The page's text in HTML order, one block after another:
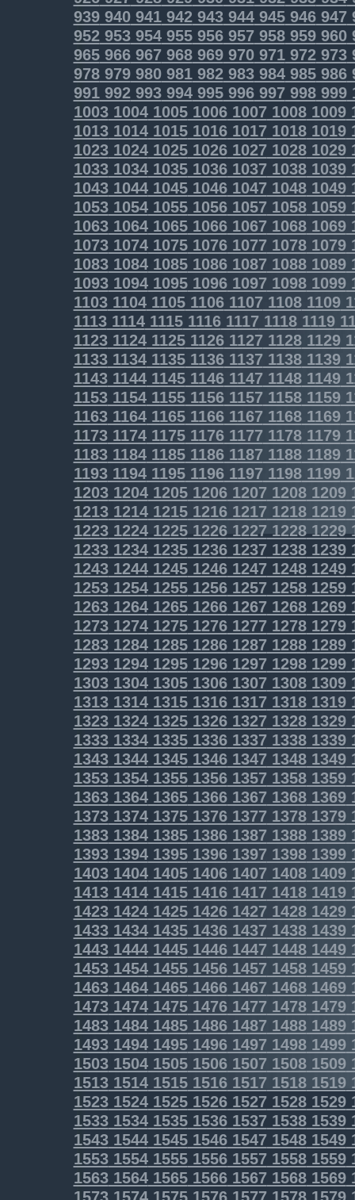
939940941942943944945946947
952953954955956957958959960
965966967968969970971972973
978979980981982983984985986
991992993994995996997998999
1003100410051006100710081009
1013101410151016101710181019
1023102410251026102710281029
1033103410351036103710381039
1043104410451046104710481049
1053105410551056105710581059
1063106410651066106710681069
1073107410751076107710781079
1083108410851086108710881089
1093109410951096109710981099
1103110411051106110711081109
1113111411151116111711181119
11231124112511261127 11281129
11331134113511361137 11381139
11431144114511461147 11481149
11531154115511561157 11581159
11631164116511661167 11681169
11731174117511761177 11781179
11831184118511861187 11881189
11931194119511961197 11981199
12031204120512061207 12081209
12131214121512161217 12181219
1223122412251226122712281229
1233123412351236123712381239
1243124412451246124712481249
1253125412551256125712581259
1263126412651266126712681269
1273127412751276127712781279
1283128412851286128712881289
1293129412951296129712981299
1303130413051306130713081309
1313131413151316131713181319
1323132413251326132713281329
1333133413351336133713381339
1343134413451346134713481349
1353135413551356135713581359
1363136413651366136713681369
1373137413751376137713781379
1383138413851386138713881389
1393139413951396139713981399
14031404140514061407 14081409
14131414141514161417 14181419
1423142414251426142714281429
14331434143514361437 14381439
14431444144514461447 14481449
14531454145514561457 14581459
14631464146514661467 14681469
14731474147514761477 14781479
14831484148514861487 14881489
14931494149514961497 14981499
15031504150515061507 15081509
15131514151515161517 15181519
1523152415251526152715281529
1533153415351536153715381539
1543154415451546154715481549
1553155415551556155715581559
1563156415651566156715681569